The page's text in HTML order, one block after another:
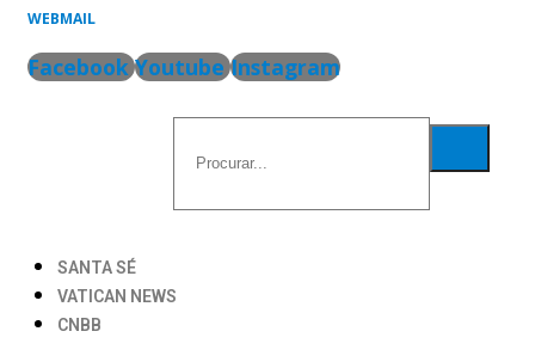
WEBMAIL
Facebook Youtube Instagram
SANTA SÉ
VATICAN NEWS
CNBB